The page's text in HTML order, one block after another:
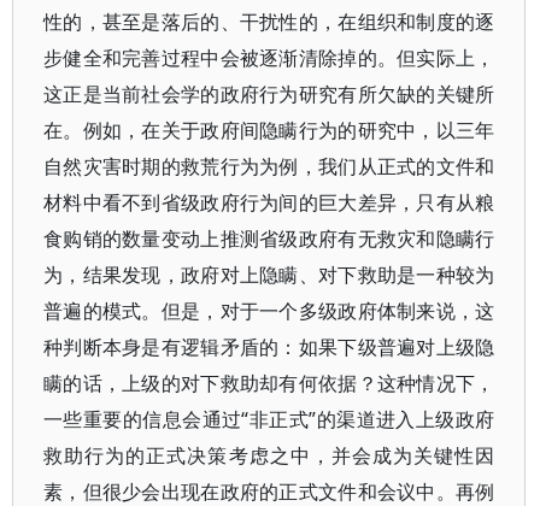
性的，甚至是落后的、干扰性的，在组织和制度的逐
步健全和完善过程中会被逐渐清除掉的。但实际上，
这正是当前社会学的政府行为研究有所欠缺的关键所
在。例如，在关于政府间隐瞒行为的研究中，以三年
自然灾害时期的救荒行为为例，我们从正式的文件和
材料中看不到省级政府行为间的巨大差异，只有从粮
食购销的数量变动上推测省级政府有无救灾和隐瞒行
为，结果发现，政府对上隐瞒、对下救助是一种较为
普遍的模式。但是，对于一个多级政府体制来说，这
种判断本身是有逻辑矛盾的：如果下级普遍对上级隐
瞒的话，上级的对下救助却有何依据？这种情况下，
一些重要的信息会通过“非正式”的渠道进入上级政府
救助行为的正式决策考虑之中，并会成为关键性因
素，但很少会出现在政府的正式文件和会议中。再例